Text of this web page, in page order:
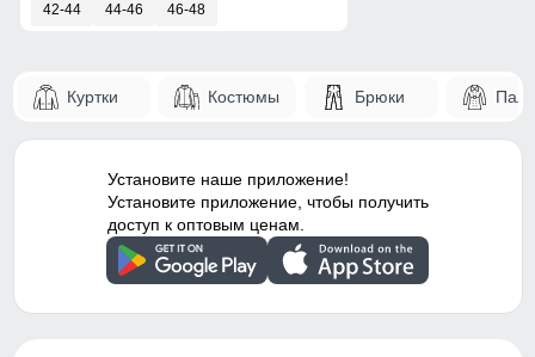
42-44 44-46 46-48
Куртки Костюмы Брюки
Установите наше приложение!
Установите приложение, чтобы получить
доступ к оптовым ценам.